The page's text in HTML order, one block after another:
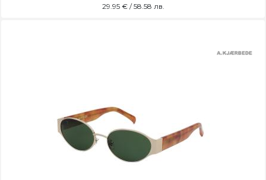
29.95€ / 58.58 лв.